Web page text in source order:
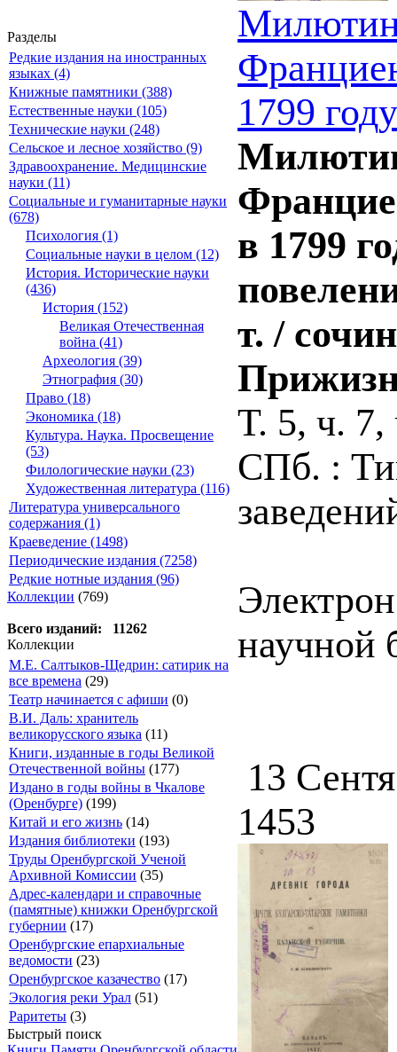
Разделы
Редкие издания на иностранных
языках (4)
Книжные памятники (388)
Естественные науки (105)
Технические науки (248)
Сельское и лесное хозяйство (9)
Здравоохранение. Медицинские
науки (11)
Социальные и гуманитарные науки
(678)
Психология (1)
Социальные науки в целом (12)
История. Исторические науки
(436)
История (152)
Великая Отечественная
война (41)
Археология (39)
Этнография (30)
Право (18)
Экономика (18)
Культура. Наука. Просвещение
(53)
Филологические науки (23)
Художественная литература (116)
Литература универсального
содержания (1)
Краеведение (1498)
Периодические издания (7258)
Редкие нотные издания (96)
Коллекции (769)
Всего изданий: 11262
Коллекции
М.Е. Салтыков-Щедрин: сатирик на
все времена (29)
Театр начинается с афиши (0)
В.И. Даль: хранитель
великорусского языка (11)
Книги, изданные в годы Великой
Отечественной войны (177)
Издано в годы войны в Чкалове
(Оренбурге) (199)
Китай и его жизнь (14)
Издания библиотеки (193)
Труды Оренбургской Ученой
Архивной Комиссии (35)
Адрес-календари и справочные
(памятные) книжки Оренбургской
губернии (17)
Оренбургские епархиальные
ведомости (23)
Оренбургское казачество (17)
Экология реки Урал (51)
Раритеты (3)
Быстрый поиск
1799 году
в 1799
т. /
Т. 5, ч. 7,
СПб. :
научной
13
1453